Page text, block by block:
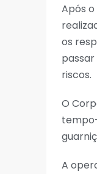
Após
os
riscos.
O
A